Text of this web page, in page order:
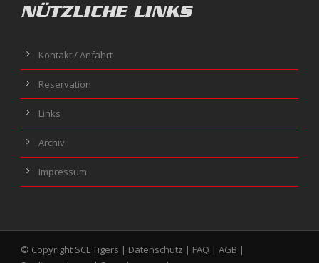
NÜTZLICHE LINKS
Kontakt / Anfahrt
Reservation
Links
Archiv
Impressum
© Copyright SCL Tigers | Datenschutz | FAQ | AGB |